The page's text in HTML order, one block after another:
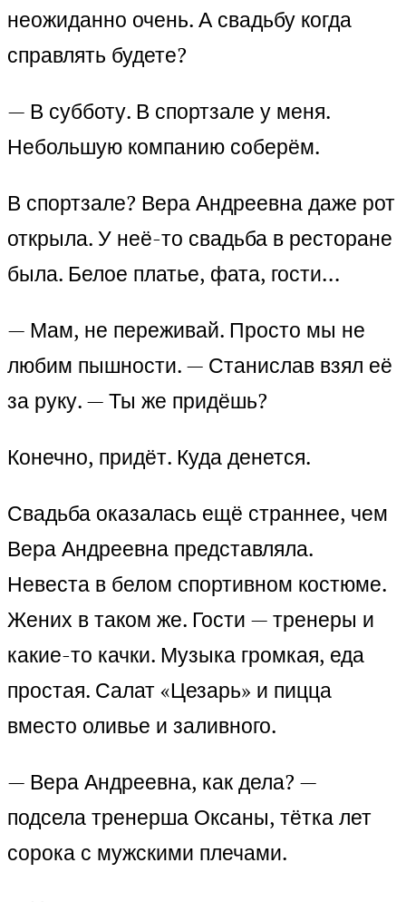
неожиданно очень. А свадьбу когда
справлять будете?
— В субботу. В спортзале у меня.
Небольшую компанию соберём.
В спортзале? Вера Андреевна даже рот
открыла. У неё-то свадьба в ресторане
была. Белое платье, фата, гости…
— Мам, не переживай. Просто мы не
любим пышности. — Станислав взял её
за руку. — Ты же придёшь?
Конечно, придёт. Куда денется.
Свадьба оказалась ещё страннее, чем
Вера Андреевна представляла.
Невеста в белом спортивном костюме.
Жених в таком же. Гости — тренеры и
какие-то качки. Музыка громкая, еда
простая. Салат «Цезарь» и пицца
вместо оливье и заливного.
— Вера Андреевна, как дела? —
подсела тренерша Оксаны, тётка лет
сорока с мужскими плечами.